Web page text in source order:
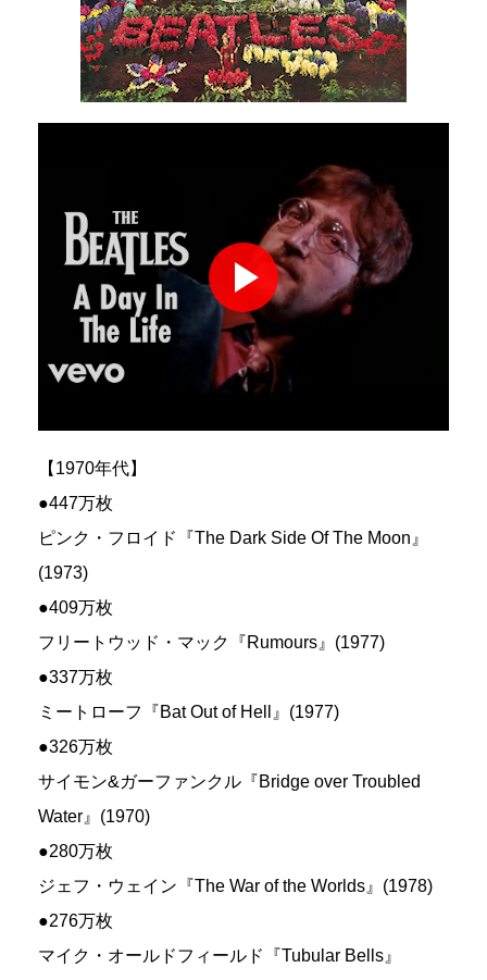
【1970年代】
●447万枚
ピンク・フロイド『The Dark Side Of The Moon』
(1973)
●409万枚
フリートウッド・マック『Rumours』(1977)
●337万枚
ミートローフ『Bat Out of Hell』(1977)
●326万枚
サイモン&ガーファンクル『Bridge over Troubled
Water』(1970)
●280万枚
ジェフ・ウェイン『The War of the Worlds』(1978)
●276万枚
マイク・オールドフィールド『Tubular Bells』